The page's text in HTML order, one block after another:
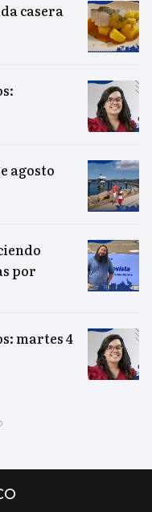
casera
agosto
por
martes 4